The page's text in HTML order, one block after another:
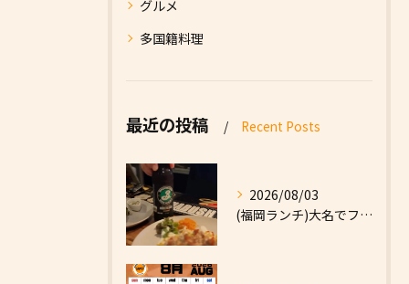
グルメ
多国籍料理
最近の投稿 Recent Posts
2026/08/03
(福岡ランチ)大名でファーストフードなら|High Five...